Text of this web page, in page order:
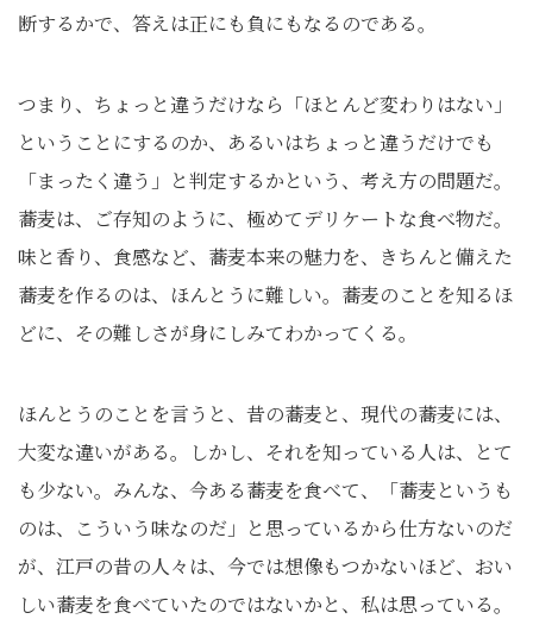
断するかで、答えは正にも負にもなるのである。
つまり、ちょっと違うだけなら「ほとんど変わりはない」
ということにするのか、あるいはちょっと違うだけでも
「まったく違う」と判定するかという、考え方の問題だ。
蕎麦は、ご存知のように、極めてデリケートな食べ物だ。
味と香り、食感など、蕎麦本来の魅力を、きちんと備えた
蕎麦を作るのは、ほんとうに難しい。蕎麦のことを知るほ
どに、その難しさが身にしみてわかってくる。
ほんとうのことを言うと、昔の蕎麦と、現代の蕎麦には、
大変な違いがある。しかし、それを知っている人は、とて
も少ない。みんな、今ある蕎麦を食べて、「蕎麦というも
のは、こういう味なのだ」と思っているから仕方ないのだ
が、江戸の昔の人々は、今では想像もつかないほど、おい
しい蕎麦を食べていたのではないかと、私は思っている。